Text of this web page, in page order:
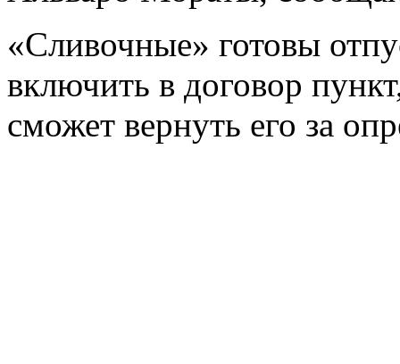
«Сливочные» готовы
включить в договор
сможет вернуть его за